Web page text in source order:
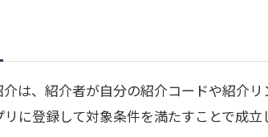
は、紹介者が自分の紹介コードや紹介
に登録して対象条件を満たすことで成立